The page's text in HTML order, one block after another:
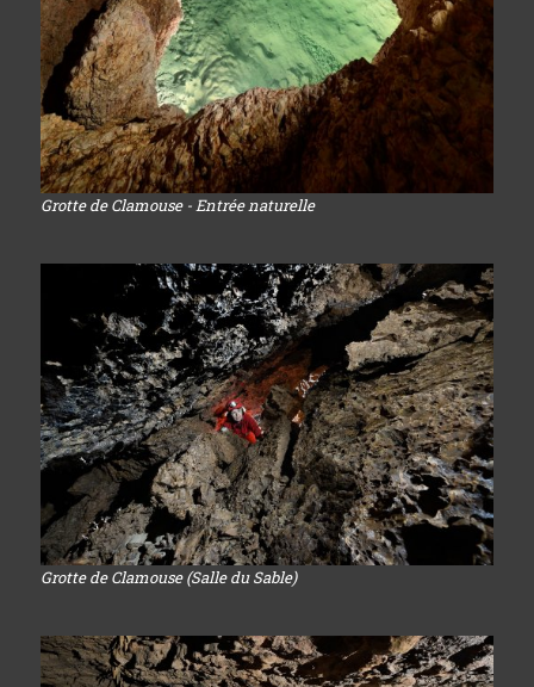
Grotte de Clamouse - Entrée naturelle
Grotte de Clamouse (Salle du Sable)